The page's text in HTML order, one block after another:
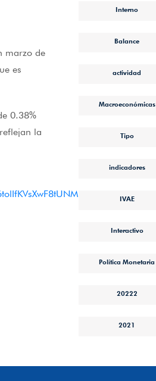
marzo de
es
0.38%
la
Interno
Balance
actividad
Macroeconómicas
Tipo
indicadores
IVAE
Interactivo
Política Monetaria
20222
2021